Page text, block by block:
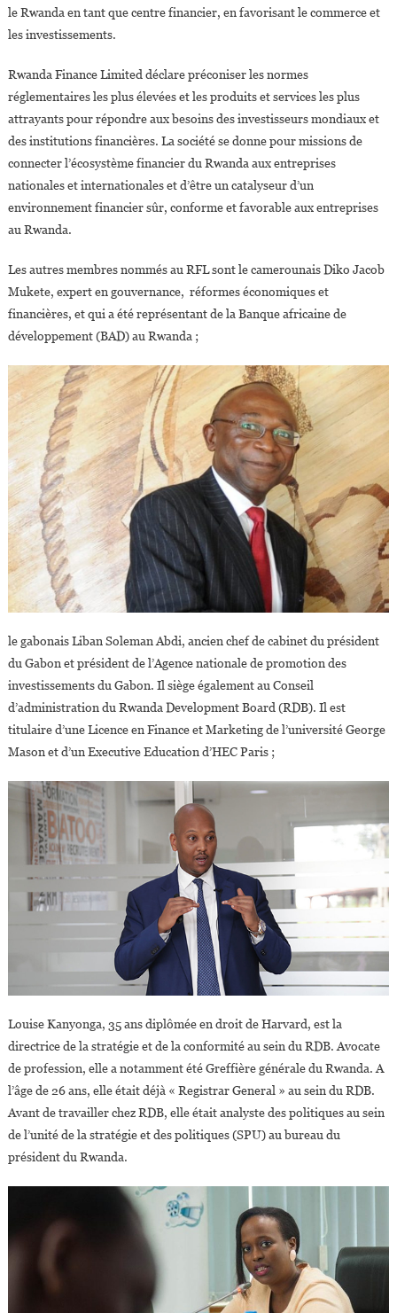
le Rwanda en tant que centre financier, en favorisant le commerce et
les investissements.
Rwanda Finance Limited déclare préconiser les normes
réglementaires les plus élevées et les produits et services les plus
attrayants pour répondre aux besoins des investisseurs mondiaux et
des institutions financières. La société se donne pour missions de
connecter l’écosystème financier du Rwanda aux entreprises
nationales et internationales et d’être un catalyseur d’un
environnement financier sûr, conforme et favorable aux entreprises
au Rwanda.
Les autres membres nommés au RFL sont le camerounais Diko Jacob
Mukete, expert en gouvernance, réformes économiques et
financières, et qui a été représentant de la Banque africaine de
développement (BAD) au Rwanda ;
le gabonais Liban Soleman Abdi, ancien chef de cabinet du président
du Gabon et président de l’Agence nationale de promotion des
investissements du Gabon. Il siège également au Conseil
d’administration du Rwanda Development Board (RDB). Il est
titulaire d’une Licence en Finance et Marketing de l’université George
Mason et d’un Executive Education d’HEC Paris ;
Louise Kanyonga, 35 ans diplômée en droit de Harvard, est la
directrice de la stratégie et de la conformité au sein du RDB. Avocate
de profession, elle a notamment été Greffière générale du Rwanda. A
l’âge de 26 ans, elle était déjà « Registrar General » au sein du RDB.
Avant de travailler chez RDB, elle était analyste des politiques au sein
de l’unité de la stratégie et des politiques (SPU) au bureau du
président du Rwanda.